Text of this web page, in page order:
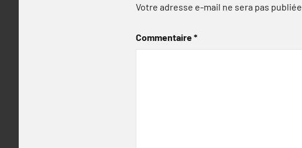
Votre adresse e-mail ne sera pas publiée.
Commentaire*